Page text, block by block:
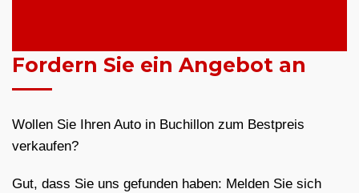
Fordern Sie ein Angebot an
Wollen Sie Ihren Auto in Buchillon zum Bestpreis
verkaufen?
Gut, dass Sie uns gefunden haben: Melden Sie sich